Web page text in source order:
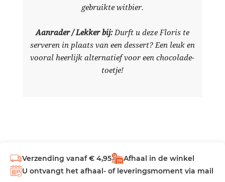
gebruikte witbier.
Aanrader / Lekker bij:Durft u deze Floris te
serveren in plaats van een dessert? Een leuk en
vooral heerlijk alternatief voor een chocolade-
toetje!
Verzending vanaf € 4,95
Afhaal in de winkel
U ontvangt het afhaal- of leveringsmoment via mail